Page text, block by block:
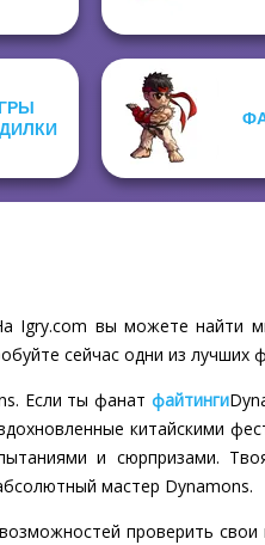
Igry.com вы можете найти
сейчас одни из лучших
Если ты фанат файтинги
китайскими
и сюрпризами.
мастер Dynamons.
проверить свои